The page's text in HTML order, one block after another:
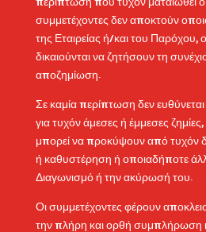
συμμετέχοντες δεν αποκτούν
της Εταιρείας ή/και του Παρόχου,
δικαιούνται να ζητήσουν τη
αποζημίωση.
Σε καμία περίπτωση δεν
για τυχόν άμεσες ή έμμεσες
μπορεί να προκύψουν από τυχόν
ή καθυστέρηση ή οποιαδήποτε
Διαγωνισμό ή την ακύρωσή του.
Οι συμμετέχοντες φέρουν
την πλήρη και ορθή συμπλήρωση